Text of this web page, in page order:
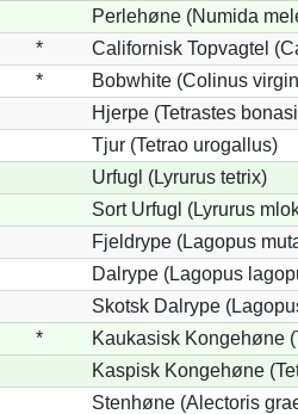
Perlehøne (Numida
*
Californisk Topvagtel
*
Bobwhite (Colinus
Hjerpe (Tetrastes
Tjur (Tetrao urogallus)
Urfugl (Lyrurus tetrix)
Sort Urfugl (Lyrurus
Fjeldrype (Lagopus
Dalrype (Lagopus
Skotsk Dalrype
*
Kaukasisk Kongehøne
Kaspisk Kongehøne
Stenhøne (Alectoris